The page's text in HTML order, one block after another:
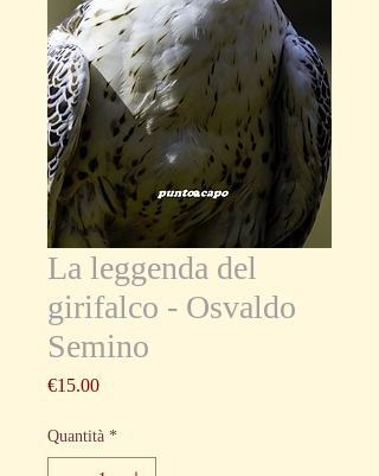
La leggenda del
girifalco - Osvaldo
Semino
€15.00Prezzo
Quantità *